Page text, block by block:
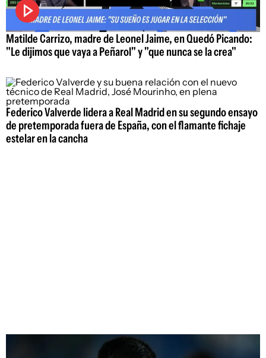
Matilde Carrizo, madre de Leonel Jaime, en Quedó Picando:
"Le dijimos que vaya a Peñarol" y "que nunca se la crea"
Federico Valverde lidera a Real Madrid en su segundo ensayo
de pretemporada fuera de España, con el flamante fichaje
estelar en la cancha